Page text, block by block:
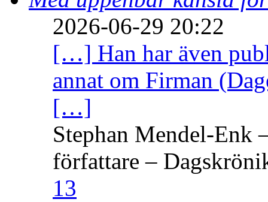
2026-06-29 20:22
[…] Han har även
annat om Firman
[…]
Stephan Mendel-Enk
författare –
13